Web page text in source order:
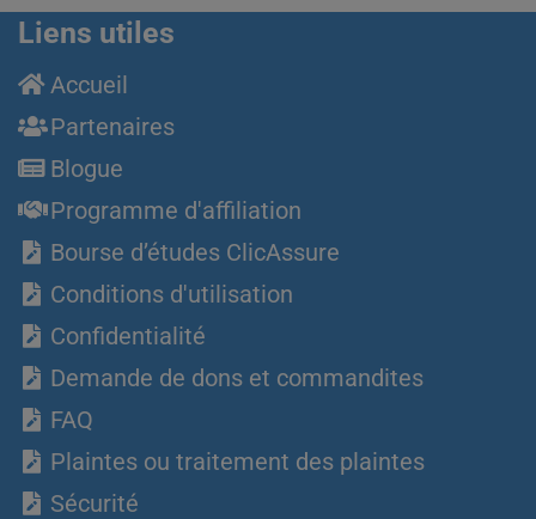
Liens utiles
Accueil
Partenaires
Blogue
Programme d'affiliation
Bourse d’études ClicAssure
Conditions d'utilisation
Confidentialité
Demande de dons et commandites
FAQ
Plaintes ou traitement des plaintes
Sécurité